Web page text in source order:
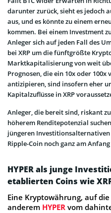
darunter zurück, sieht es jedoch
aus, und es könnte zu einem
kommen. Bei einem Investment
Anleger sich auf jeden Fall des
bei XRP um die fünftgrößte
Marktkapitalisierung von weit
Prognosen, die ein 10x oder
antizipieren, sind insofern eher
Kapitalzuflüsse in XRP
Anleger, die bereit sind, riskant
höherem Renditepotenzial
jüngeren Investitionsalternativen
Ripple-Coin noch ganz am
HYPER als junge
etablierten Coins wie
Eine Kryptowährung, auf
anderem HYPER vom